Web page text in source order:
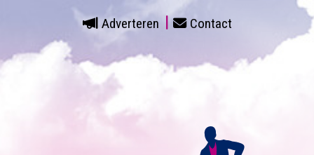
Adverteren Contact